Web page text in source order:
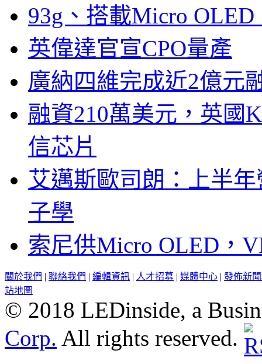
93g、搭載Micro
英偉達官宣CPO量產
廣納四維完成近2億元
融資210萬美元，英國
信芯片
艾邁斯歐司朗：上半
子學
索尼供Micro OLED，
關於我們 | 聯絡我們 | 編輯資訊 | 人才招募 | 媒體中心 | 發佈新
站地圖
© 2018 LEDinside, a
Corp. All rights reserved.